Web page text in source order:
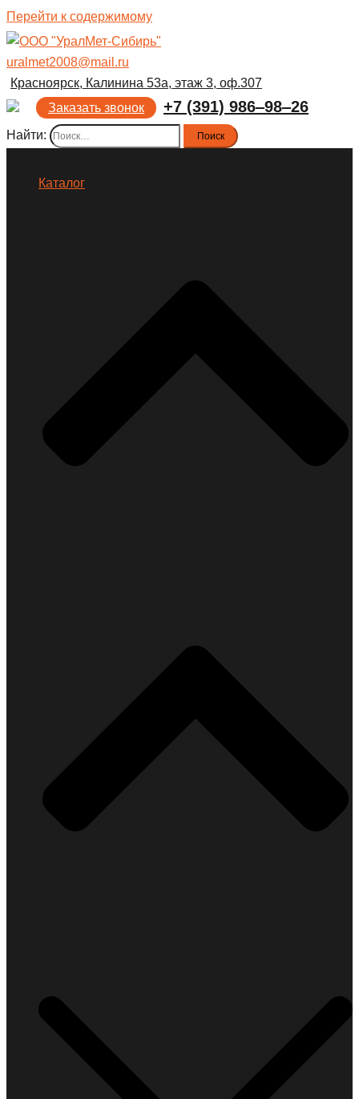
Перейти к содержимому
uralmet2008@mail.ru
Красноярск, Калинина 53а, этаж 3, оф.307
Заказать звонок
+7 (391) 986‒98‒26
Найти:
Каталог